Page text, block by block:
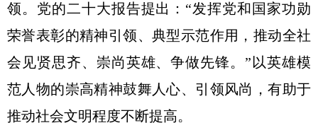
领。党的二十大报告提出：“发挥党和国家功勋
荣誉表彰的精神引领、典型示范作用，推动全社
会见贤思齐、崇尚英雄、争做先锋。”以英雄模
范人物的崇高精神鼓舞人心、引领风尚，有助于
推动社会文明程度不断提高。